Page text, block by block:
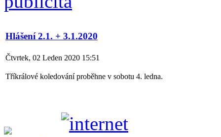
Hlášení 2.1. + 3.1.2020
Čtvrtek, 02 Leden 2020 15:51
Tříkrálové koledování proběhne v sobotu 4. ledna.